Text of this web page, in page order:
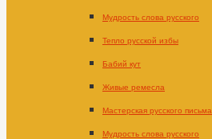
Мудрость слова русского
Тепло русской избы
Бабий кут
Живые ремесла
Мастерская русского письма
Мудрость слова русского